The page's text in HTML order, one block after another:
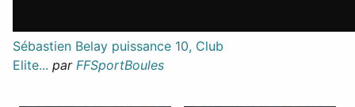
Sébastien Belay puissance 10, Club
Elite... par FFSportBoules